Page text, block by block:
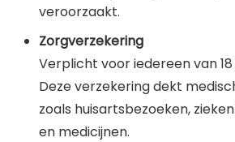
veroorzaakt.
Zorgverzekering
Verplicht voor iedereen van
Deze verzekering dekt
zoals huisartsbezoeken,
en medicijnen.